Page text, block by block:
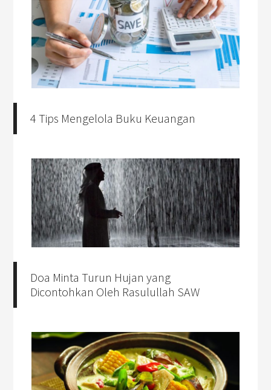
4 Tips Mengelola Buku Keuangan
Doa Minta Turun Hujan yang
Dicontohkan Oleh Rasulullah SAW